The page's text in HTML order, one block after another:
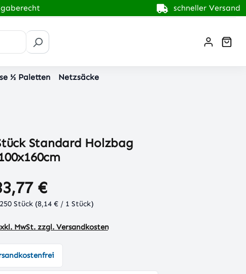
schneller Versand
½ Paletten Netzsäcke
Standard Holzbag
€
250 Stück (8,14 € / 1 Stück)
MwSt. zzgl. Versandkosten